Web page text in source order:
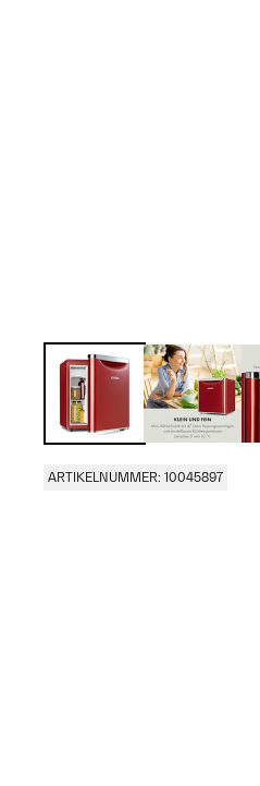
ARTIKELNUMMER: 10045897